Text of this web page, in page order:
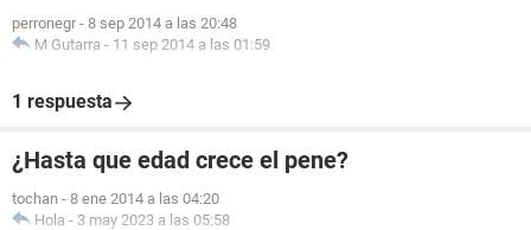
perronegr - 8 sep 2014 a las 20:48
M Gutarra - 11 sep 2014 a las 01:59
1 respuesta
¿Hasta que edad crece el pene?
tochan - 8 ene 2014 a las 04:20
Hola - 3 may 2023 a las 05:58